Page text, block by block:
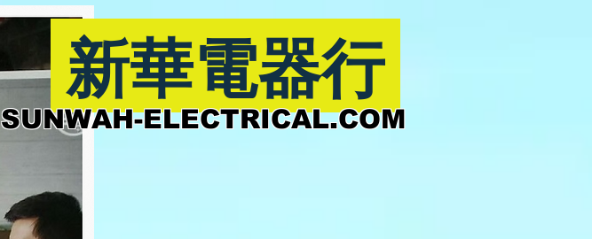
新華電器行
SUNWAH-ELECTRICAL.COM